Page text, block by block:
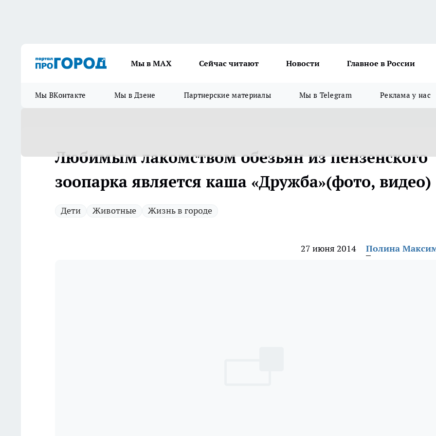
Мы в МАХ Сейчас читают Новости Главное в России
Мы ВКонтакте Мы в Дзене Партнерские материалы Мы в Telegram Реклама у нас
Любимым лакомством обезьян из пензенского
зоопарка является каша «Дружба»(фото, видео)
Дети Животные Жизнь в городе
27 июня 2014 Полина